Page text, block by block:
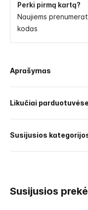
Perki pirmą kartą?
Naujiems
kodas
Aprašymas
Likučiai
Susijusios
Susijusios